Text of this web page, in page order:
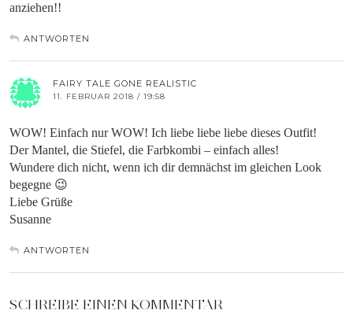
anziehen!!
ANTWORTEN
FAIRY TALE GONE REALISTIC
11. FEBRUAR 2018 / 19:58
WOW! Einfach nur WOW! Ich liebe liebe liebe dieses Outfit!
Der Mantel, die Stiefel, die Farbkombi – einfach alles!
Wundere dich nicht, wenn ich dir demnächst im gleichen Look
begegne 😉
Liebe Grüße
Susanne
ANTWORTEN
SCHREIBE EINEN KOMMENTAR